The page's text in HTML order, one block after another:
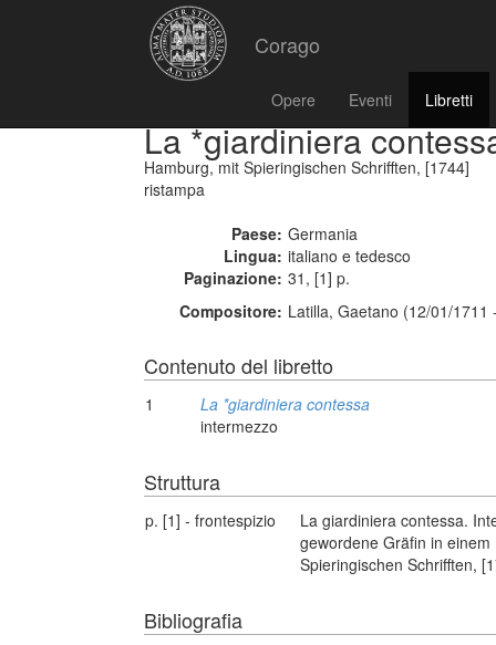
Corago
Opere Eventi Libretti
La *giardiniera
Hamburg, mit Spieringischen Schrifften, [1744]
ristampa
Paese: Germania
Lingua: italiano e tedesco
Paginazione: 31, [1] p.
Compositore: Latilla, Gaetano (12/01/1711
Contenuto del libretto
1
La *giardiniera contessa
intermezzo
Struttura
p. [1] - frontespizio
La giardiniera contessa.
gewordene Gräfin in
Spieringischen Schrifften,
Bibliografia